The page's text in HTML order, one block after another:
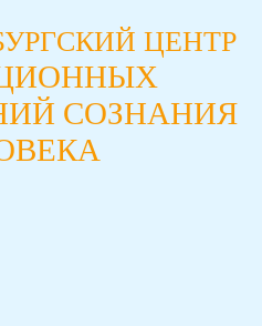
ЦЕНТР
СОЗНАНИЯ